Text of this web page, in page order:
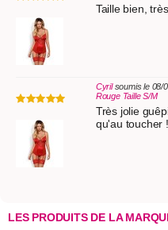
Taille bien,
Cyrilsoumis le 08/
Rouge Taille S/M
Très jolie
qu'au toucher
LES PRODUITS DE LA